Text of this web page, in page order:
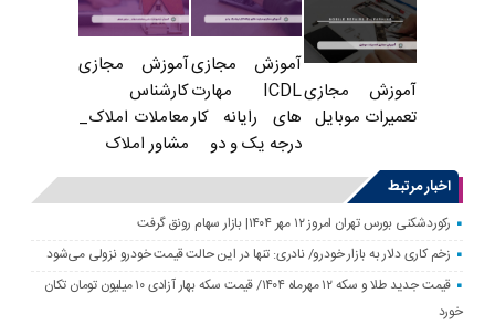
آموزش مجازی
تعمیرات موبایل
آموزش مجازی
ICDL مهارت
های رایانه کار
درجه یک و دو
آموزش مجازی
کارشناس
معاملات املاک_
مشاور املاک
اخبار مرتبط
رکوردشکنی بورس تهران امروز ۱۲ مهر ۱۴۰۴| بازار سهام رونق گرفت
زخم کاری دلار به بازار خودرو/ نادری: تنها در این حالت قیمت خودرو نزولی می‌شود
قیمت جدید طلا و سکه ۱۲ مهرماه ۱۴۰۴/ قیمت سکه بهار آزادی ۱۰ میلیون تومان تکان
خورد